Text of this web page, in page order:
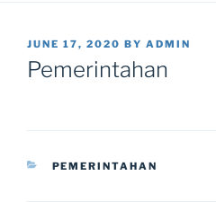
POSTED
ON
JUNE 17, 2020 BY ADMIN
Pemerintahan
CATEGORIES
PEMERINTAHAN